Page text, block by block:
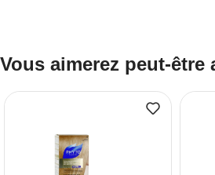
Vous aimerez peut-être